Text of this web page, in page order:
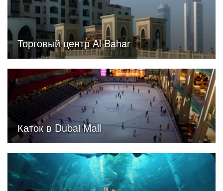
Торговый центр Al Bahar
Каток в Dubai Mall